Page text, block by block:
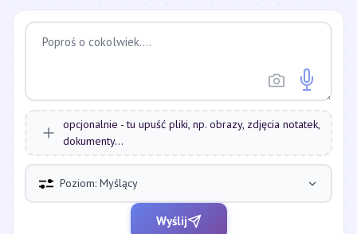
opcjonalnie - tu upuść pliki, np. obrazy, zdjęcia notatek,
dokumenty...
Poziom: Myślący
Wyślij